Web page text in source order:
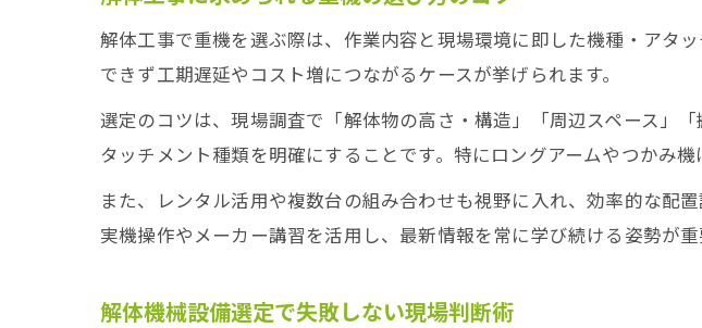
重機・アタッチ
解体工事で重機を選ぶ際は、作業内容と現場環境に即した機種・アタ
できず工期遅延やコスト増につながるケースが挙げられます。
選定のコツは、現場調査で「解体物の高さ・構造」「周辺スペース」
タッチメント種類を明確にすることです。特にロングアームやつかみ機
また、レンタル活用や複数台の組み合わせも視野に入れ、効率的な配
実機操作やメーカー講習を活用し、最新情報を常に学び続ける姿勢が重
解体機械設備選定で失敗しない現場判断術